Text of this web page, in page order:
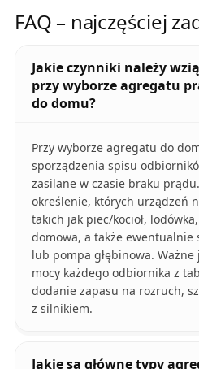
FAQ – najczęściej
Jakie czynniki należy
przy wyborze agregatu
do domu?
Przy wyborze agregatu do
sporządzenia spisu
zasilane w czasie braku
określenie, których urządzeń
takich jak piec/kocioł,
domowa, a także
lub pompa głębinowa.
mocy każdego odbiornika z
dodanie zapasu na rozruch,
z silnikiem.
Jakie są główne typy